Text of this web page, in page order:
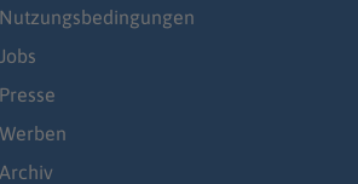
Nutzungsbedingungen
Jobs
Presse
Werben
Archiv